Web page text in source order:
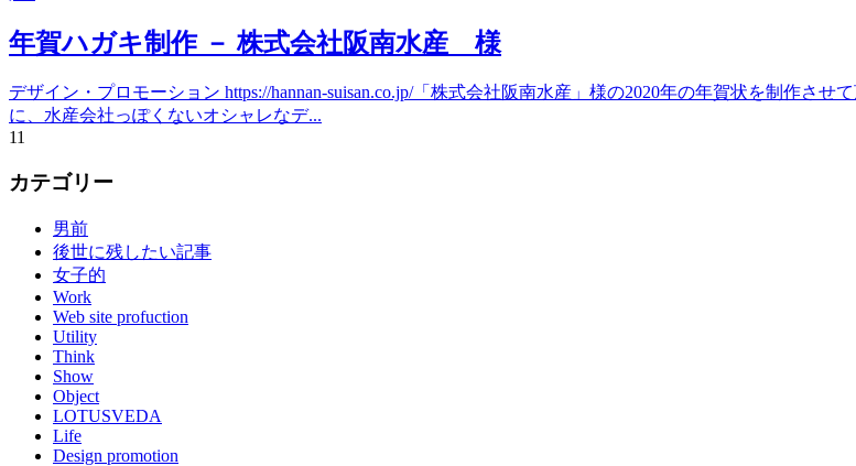
年賀ハガキ制作 － 株式会社阪南水産 様
デザイン・プロモーション https://hannan-suisan.co.jp/「株式会社阪南水産」様の2020年の年賀状を制作さ
に、水産会社っぽくないオシャレなデ...
11
カテゴリー
男前
後世に残したい記事
女子的
Work
Web site profuction
Utility
Think
Show
Object
LOTUSVEDA
Life
Design promotion